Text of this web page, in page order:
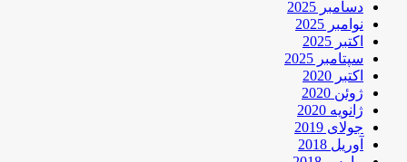
دسامبر 2025
نوامبر 2025
اکتبر 2025
سپتامبر 2025
اکتبر 2020
ژوئن 2020
ژانویه 2020
جولای 2019
آوریل 2018